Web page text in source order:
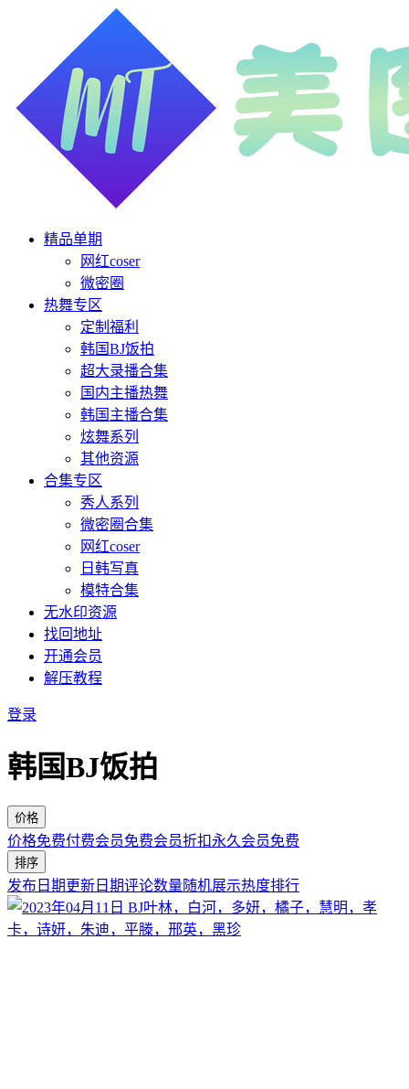
精品单期
网红coser
微密圈
热舞专区
定制福利
韩国BJ饭拍
超大录播合集
国内主播热舞
韩国主播合集
炫舞系列
其他资源
合集专区
秀人系列
微密圈合集
网红coser
日韩写真
模特合集
无水印资源
找回地址
开通会员
解压教程
登录
韩国BJ饭拍
价格
价格免费付费会员免费会员折扣永久会员免费
排序
发布日期 更新日期评论数量随机展示热度排行